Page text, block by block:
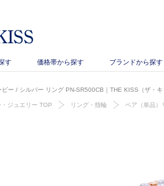
す 価格帯から探す ブランドから探す
ピー / シルバー リング PN-SR500CB｜THE KISS（ザ・キ
ジュエリー TOP リング・指輪 ペア（単品）